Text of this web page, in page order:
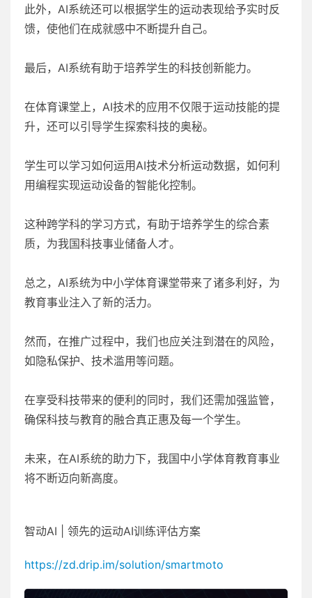
此外，AI系统还可以根据学生的运动表现给予实时反
馈，使他们在成就感中不断提升自己。
最后，AI系统有助于培养学生的科技创新能力。
在体育课堂上，AI技术的应用不仅限于运动技能的提
升，还可以引导学生探索科技的奥秘。
学生可以学习如何运用AI技术分析运动数据，如何利
用编程实现运动设备的智能化控制。
这种跨学科的学习方式，有助于培养学生的综合素
质，为我国科技事业储备人才。
总之，AI系统为中小学体育课堂带来了诸多利好，为
教育事业注入了新的活力。
然而，在推广过程中，我们也应关注到潜在的风险，
如隐私保护、技术滥用等问题。
在享受科技带来的便利的同时，我们还需加强监管，
确保科技与教育的融合真正惠及每一个学生。
未来，在AI系统的助力下，我国中小学体育教育事业
将不断迈向新高度。
智动AI | 领先的运动AI训练评估方案
https://zd.drip.im/solution/smartmoto